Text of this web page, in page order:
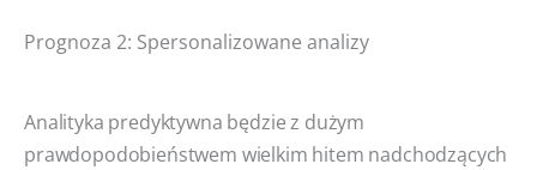
Prognoza 2: Spersonalizowane analizy
Analityka predyktywna będzie z dużym
prawdopodobieństwem wielkim hitem nadchodzących